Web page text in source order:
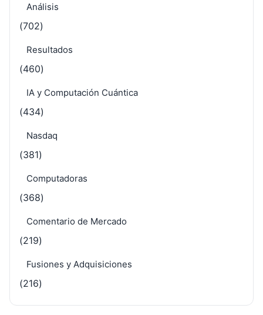
Análisis
(702)
Resultados
(460)
IA y Computación Cuántica
(434)
Nasdaq
(381)
Computadoras
(368)
Comentario de Mercado
(219)
Fusiones y Adquisiciones
(216)